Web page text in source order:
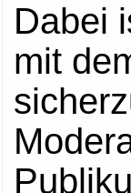
Dabei
mit